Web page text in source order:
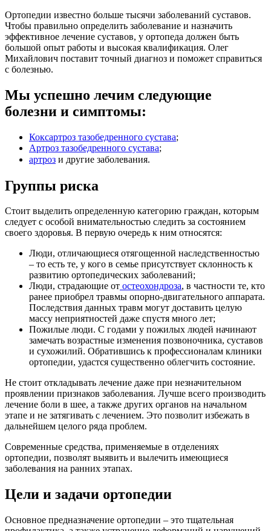
Ортопедии известно больше тысячи заболеваний суставов.
Чтобы правильно определить заболевание и назначить
эффективное лечение суставов, у ортопеда должен быть
большой опыт работы и высокая квалификация. Олег
Михайлович поставит точный диагноз и поможет справиться
с болезнью.
Мы успешно лечим следующие
болезни и симптомы:
Коксартроз тазобедренного сустава;
Артроз тазобедренного сустава;
артроз и другие заболевания.
Группы риска
Стоит выделить определенную категорию граждан, которым
следует с особой внимательностью следить за состоянием
своего здоровья. В первую очередь к ним относятся:
Люди, отличающиеся отягощенной наследственностью
– то есть те, у кого в семье присутствует склонность к
развитию ортопедических заболеваний;
Люди, страдающие от остеохондроза, в частности те, кто
ранее приобрел травмы опорно-двигательного аппарата.
Последствия данных травм могут доставить целую
массу неприятностей даже спустя много лет;
Пожилые люди. С годами у пожилых людей начинают
замечать возрастные изменения позвоночника, суставов
и сухожилий. Обратившись к профессионалам клиники
ортопедии, удастся существенно облегчить состояние.
Не стоит откладывать лечение даже при незначительном
проявлении признаков заболевания. Лучше всего производить
лечение боли в шее, а также других органов на начальном
этапе и не затягивать с лечением. Это позволит избежать в
дальнейшем целого ряда проблем.
Современные средства, применяемые в отделениях
ортопедии, позволят выявить и вылечить имеющиеся
заболевания на ранних этапах.
Цели и задачи ортопедии
Основное предназначение ортопедии – это тщательная